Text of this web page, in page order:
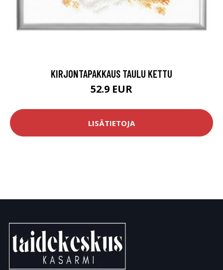
KIRJONTAPAKKAUS TAULU KETTU
52.9 EUR
LISÄTIETOJA